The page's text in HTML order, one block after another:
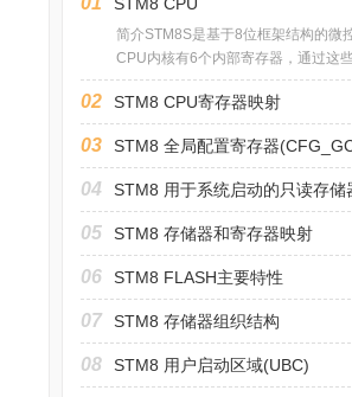
简介STM8S是基于8位框架结构的微
CPU内核有6个内部寄存器，通过这
02 STM8 CPU寄存器映射
03 STM8 全局配置寄存器
04 STM8 用于系统启动的只读存储
05 STM8 存储器和寄存器映射
06 STM8 FLASH主要特性
07 STM8 存储器组织结构
08 STM8 用户启动区域(UBC)